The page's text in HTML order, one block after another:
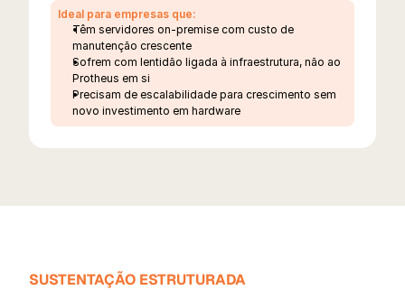
Ideal para empresas que:
Têm servidores on-premise com custo de
manutenção crescente
Sofrem com lentidão ligada à infraestrutura, não ao
Protheus em si
Precisam de escalabilidade para crescimento sem
novo investimento em hardware
SUSTENTAÇÃO ESTRUTURADA